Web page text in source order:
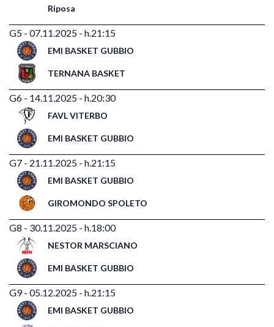
Riposa
G5 - 07.11.2025 - h.21:15
EMI BASKET GUBBIO
TERNANA BASKET
G6 - 14.11.2025 - h.20:30
FAVL VITERBO
EMI BASKET GUBBIO
G7 - 21.11.2025 - h.21:15
EMI BASKET GUBBIO
GIROMONDO SPOLETO
G8 - 30.11.2025 - h.18:00
NESTOR MARSCIANO
EMI BASKET GUBBIO
G9 - 05.12.2025 - h.21:15
EMI BASKET GUBBIO